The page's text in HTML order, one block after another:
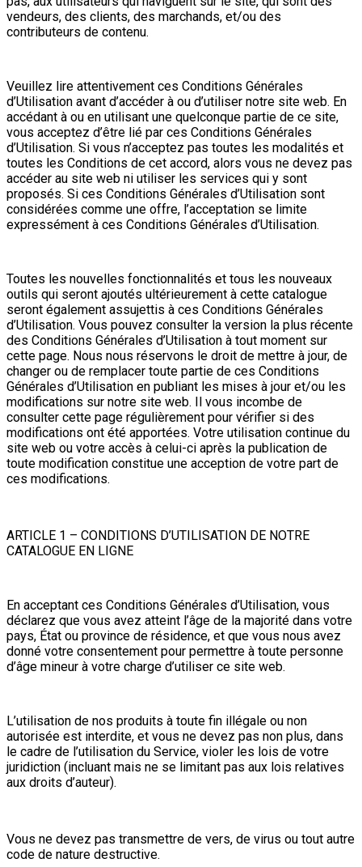
vendeurs, des clients, des marchands, et/ou des
contributeurs de contenu.
Veuillez lire attentivement ces Conditions Générales
d’Utilisation avant d’accéder à ou d’utiliser notre site web. En
accédant à ou en utilisant une quelconque partie de ce site,
vous acceptez d’être lié par ces Conditions Générales
d’Utilisation. Si vous n’acceptez pas toutes les modalités et
toutes les Conditions de cet accord, alors vous ne devez pas
accéder au site web ni utiliser les services qui y sont
proposés. Si ces Conditions Générales d’Utilisation sont
considérées comme une offre, l’acceptation se limite
expressément à ces Conditions Générales d’Utilisation.
Toutes les nouvelles fonctionnalités et tous les nouveaux
outils qui seront ajoutés ultérieurement à cette catalogue
seront également assujettis à ces Conditions Générales
d’Utilisation. Vous pouvez consulter la version la plus récente
des Conditions Générales d’Utilisation à tout moment sur
cette page. Nous nous réservons le droit de mettre à jour, de
changer ou de remplacer toute partie de ces Conditions
Générales d’Utilisation en publiant les mises à jour et/ou les
modifications sur notre site web. Il vous incombe de
consulter cette page régulièrement pour vérifier si des
modifications ont été apportées. Votre utilisation continue du
site web ou votre accès à celui-ci après la publication de
toute modification constitue une acception de votre part de
ces modifications.
ARTICLE 1 – CONDITIONS D’UTILISATION DE NOTRE
CATALOGUE EN LIGNE
En acceptant ces Conditions Générales d’Utilisation, vous
déclarez que vous avez atteint l’âge de la majorité dans votre
pays, État ou province de résidence, et que vous nous avez
donné votre consentement pour permettre à toute personne
d’âge mineur à votre charge d’utiliser ce site web.
L’utilisation de nos produits à toute fin illégale ou non
autorisée est interdite, et vous ne devez pas non plus, dans
le cadre de l’utilisation du Service, violer les lois de votre
juridiction (incluant mais ne se limitant pas aux lois relatives
aux droits d’auteur).
Vous ne devez pas transmettre de vers, de virus ou tout autre
code de nature destructive.